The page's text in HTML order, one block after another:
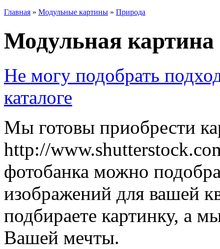
Главная » Модульные картины » Природа
Модульная картина
Не могу подобрать
каталоге
Мы готовы приобрести
http://
фотобанка можно
изображений для вашей
подбираете картинку, а
Вашей мечты.